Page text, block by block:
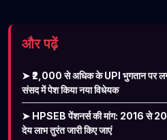
और पढ़ें
➤ ₹2,000 से अधिक के UPI भुगतान पर
संसद में पेश किया नया विधेयक
➤ HPSEB पेंशनर्स की मांग: 2016 से
देय लाभ तुरंत जारी किए जाएं